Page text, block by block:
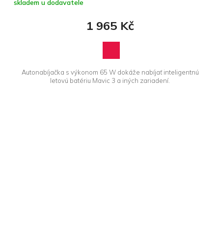
skladem u dodavatele
1 965 Kč
Autonabíjačka s výkonom 65 W dokáže nabíjať inteligentnú
letovú batériu Mavic 3 a iných zariadení.